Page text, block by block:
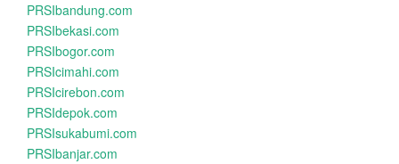
PRSIbandung.com
PRSIbekasi.com
PRSIbogor.com
PRSIcimahi.com
PRSIcirebon.com
PRSIdepok.com
PRSIsukabumi.com
PRSIbanjar.com